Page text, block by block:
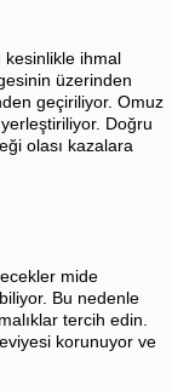
kesinlikle ihmal
üzerinden
geçiriliyor. Omuz
Doğru
olası kazalara
mide
Bu nedenle
tercih edin.
korunuyor ve